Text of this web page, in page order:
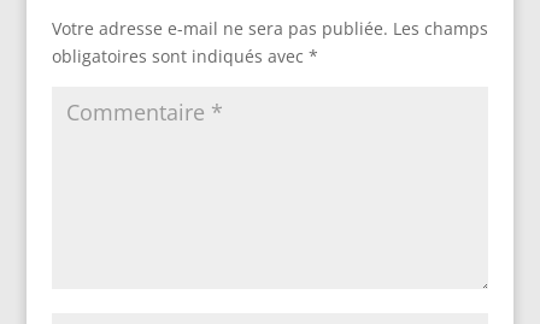
Votre adresse e-mail ne sera pas publiée. Les champs
obligatoires sont indiqués avec *